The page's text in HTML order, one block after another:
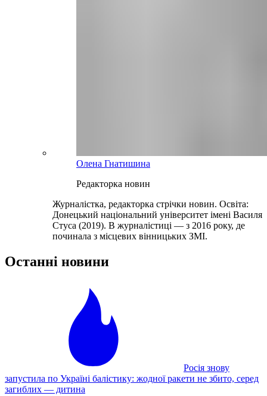
Олена Гнатишина
Редакторка новин
Журналістка, редакторка стрічки новин. Освіта:
Донецький національний університет імені Василя
Стуса (2019). В журналістиці — з 2016 року, де
починала з місцевих вінницьких ЗМІ.
Останні новини
Росія знову
запустила по Україні балістику: жодної ракети не збито, серед
загиблих — дитина